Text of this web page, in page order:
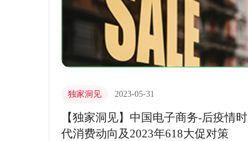
独家洞见 2023-05-31
【独家洞见】中国电子商务-后疫情时
代消费动向及2023年618大促对策